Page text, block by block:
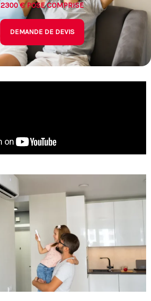
2300 € POSE COMPRISE
DEMANDE DE DEVIS